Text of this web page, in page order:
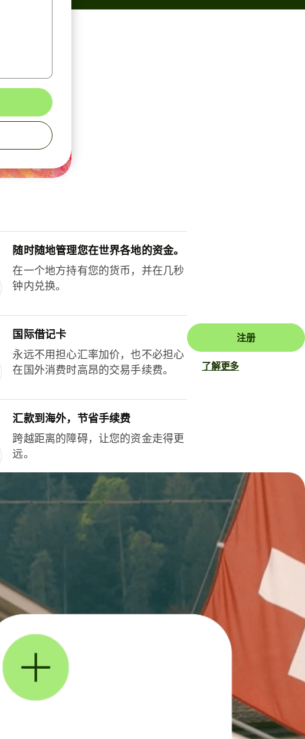
随时随地管理您在世界各地的资金。
在一个地方持有您的货币，并在几秒
钟内兑换。
国际借记卡
永远不用担心汇率加价，也不必担心
在国外消费时高昂的交易手续费。
汇款到海外，节省手续费
跨越距离的障碍，让您的资金走得更
远。
注册
了解更多